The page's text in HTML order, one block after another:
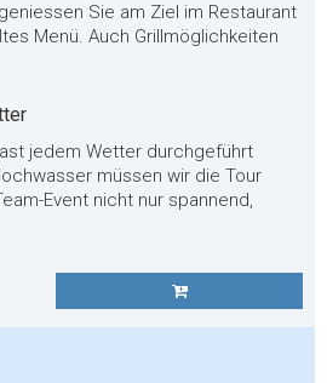
Sie am Ziel im Restaurant
Menü. Auch Grillmöglichkeiten
jedem Wetter durchgeführt
müssen wir die Tour
Event nicht nur spannend,